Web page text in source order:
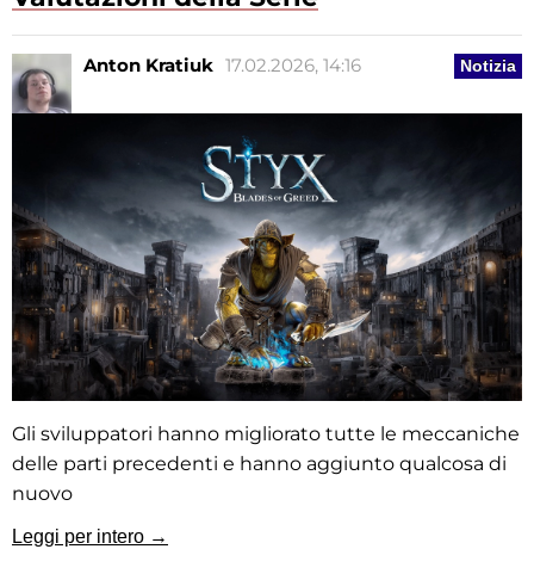
Notizia
Anton Kratiuk 17.02.2026, 14:16
Gli sviluppatori hanno migliorato tutte le meccaniche
delle parti precedenti e hanno aggiunto qualcosa di
nuovo
Leggi per intero →